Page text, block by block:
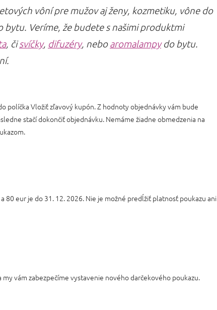
vôní pre mužov aj ženy, kozmetiku, vône do
bytu. Veríme, že budete s našimi produktmi
, čisvíčky, difuzéry, neboaromalampydo bytu.
políčka Vložiť zľavový kupón. Z hodnoty objednávky vám bude
stačí dokončiť objednávku. Nemáme žiadne obmedzenia na
80 eur je do 31. 12. 2026. Nie je možné predĺžiť platnosť poukazu ani
vám zabezpečíme vystavenie nového darčekového poukazu.